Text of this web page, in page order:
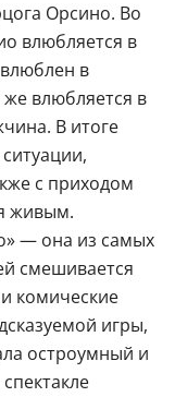
Орсино. Во
влюбляется в
в
влюбляется в
В итоге
с приходом
живым.
— она из самых
смешивается
комические
игры,
остроумный и